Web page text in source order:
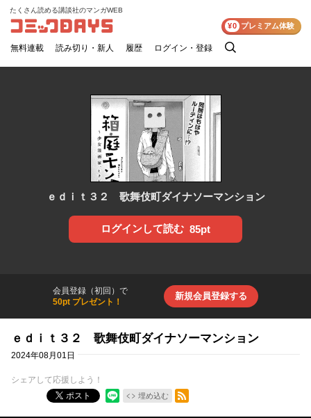
コミックDAYS
たくさん読める講談社のマンガWEB
無料連載 読み切り・新人 履歴 ログイン・登録
検
¥0 プレミアム体験
ｅｄｉｔ３２ 歌舞伎町ダイナソーマンション
ログインして読む 85pt
会員登録（初回）で
50pt プレゼント！
新規会員登録する
ｅｄｉｔ３２ 歌舞伎町ダイナソーマンション
2024年08月01日
シェアして応援しよう！
ポスト
埋め込む
RSSフィード